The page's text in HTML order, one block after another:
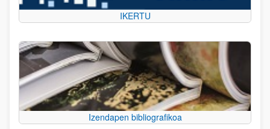
IKERTU
Izendapen bibliografikoa